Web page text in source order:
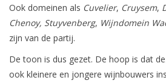
Ook domeinen als Cuvelier, Cruysem,
Chenoy, Stuyvenberg, Wijndomein
zijn van de partij.
De toon is dus gezet. De hoop is dat
ook kleinere en jongere wijnbouwers